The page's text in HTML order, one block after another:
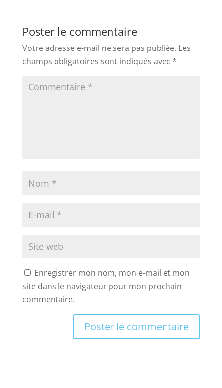
Poster le commentaire
Votre adresse e-mail ne sera pas publiée. Les
champs obligatoires sont indiqués avec *
Enregistrer mon nom, mon e-mail et mon
site dans le navigateur pour mon prochain
commentaire.